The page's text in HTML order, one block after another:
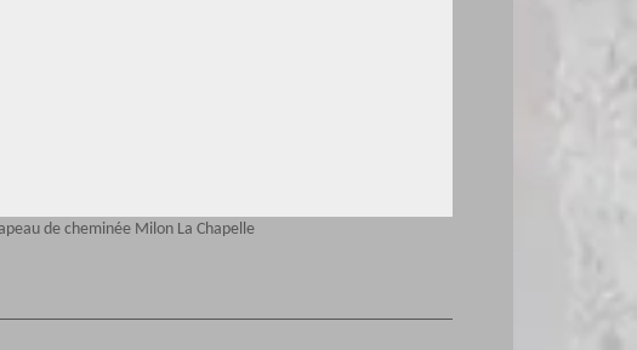
de cheminée Milon La Chapelle